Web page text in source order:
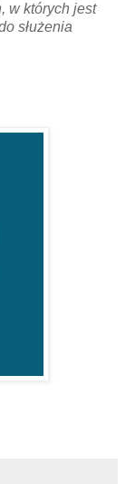
w których jest
służenia